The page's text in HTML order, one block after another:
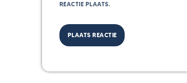
REACTIE PLAATS.